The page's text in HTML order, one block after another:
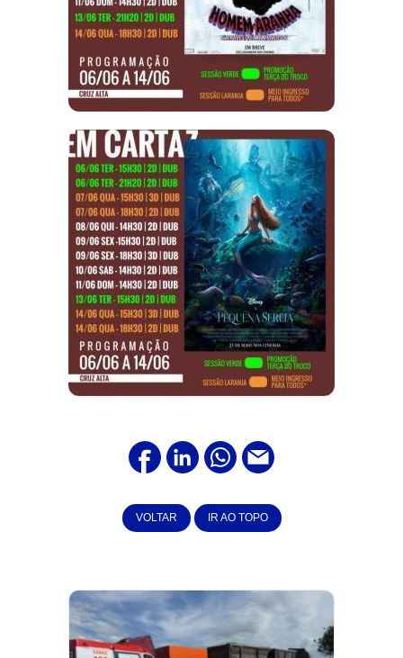
VOLTAR IR AO TOPO